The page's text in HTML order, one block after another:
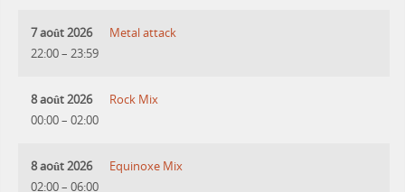
7 août 2026
22:00– 23:59
Metal attack
8 août 2026
00:00– 02:00
Rock Mix
8 août 2026
02:00– 06:00
Equinoxe Mix